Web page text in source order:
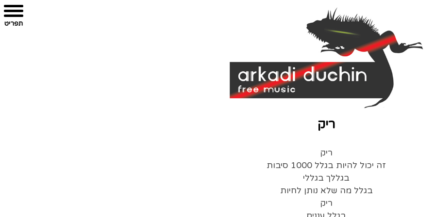
ריק
ריק
זה יכול להיות בגלל 1000 סיבות
בגללך בגללי
בגלל מה שלא נותן לחיות
ריק
תפריט